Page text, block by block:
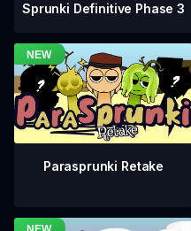
Sprunki Definitive Phase 3
Parasprunki Retake